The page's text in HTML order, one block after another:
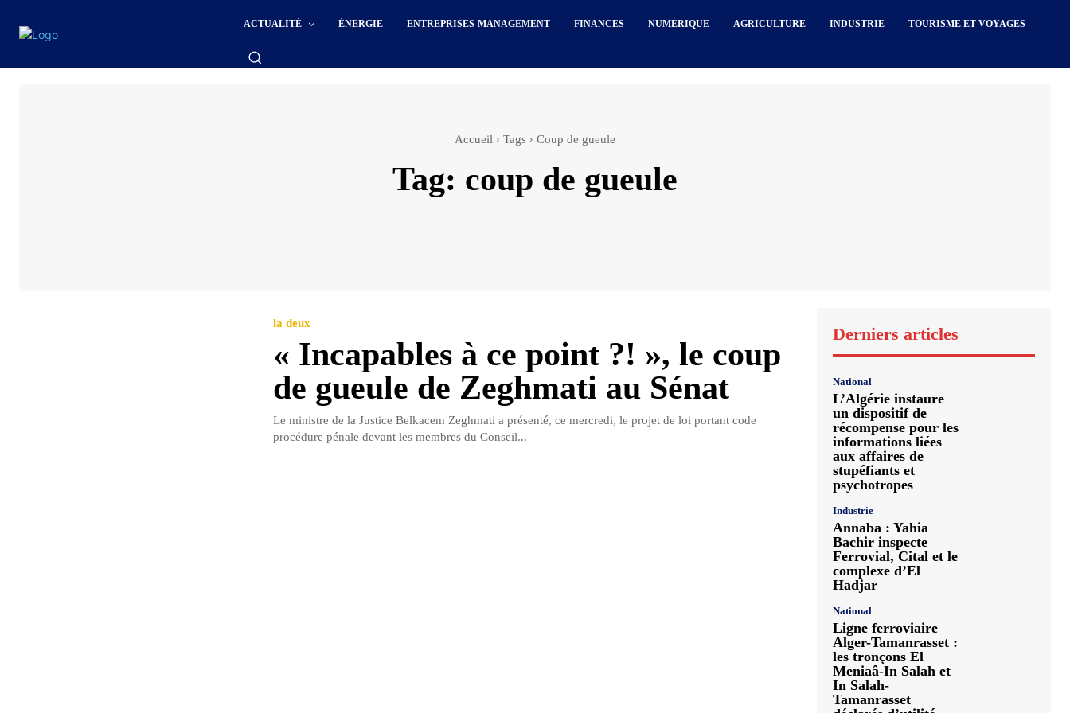
ACTUALITÉ ÉNERGIE ENTREPRISES-MANAGEMENT FINANCES NUMÉRIQUE AGRICULTURE INDUSTRIE TOURISME ET VOYAGES
Accueil Tags Coup de gueule
Tag: coup de gueule
la deux
« Incapables à ce point ?! », le coup
de gueule de Zeghmati au Sénat
Le ministre de la Justice Belkacem Zeghmati a présenté, ce mercredi, le projet de loi portant code
procédure pénale devant les membres du Conseil...
Derniers articles
National
L’Algérie instaure
un dispositif de
récompense pour les
informations liées
aux affaires de
stupéfiants et
psychotropes
Industrie
Annaba : Yahia
Bachir inspecte
Ferrovial, Cital et le
complexe d’El
Hadjar
National
Ligne ferroviaire
Alger-Tamanrasset :
les tronçons El
Meniaâ-In Salah et
In Salah-
Tamanrasset